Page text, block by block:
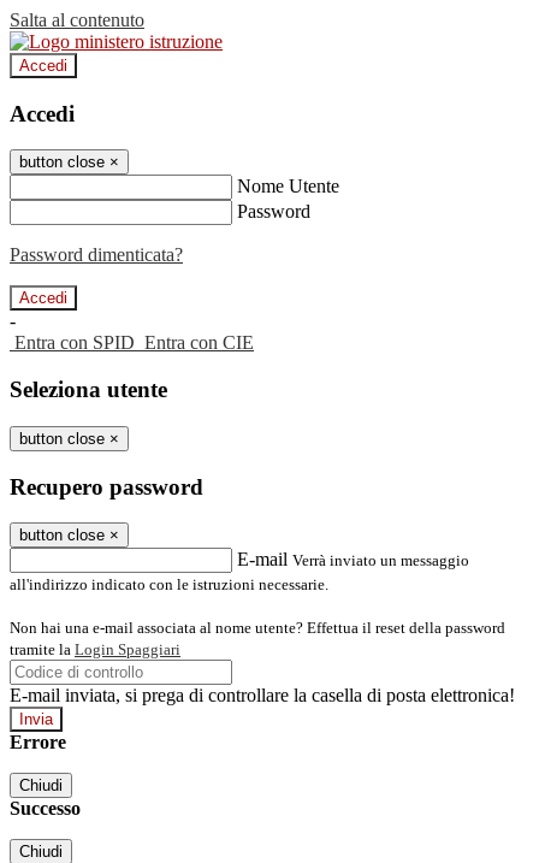
Salta al contenuto
Accedi
Accedi
button close ×
Nome Utente
Password
Password dimenticata?
-
Entra con SPID Entra con CIE
Seleziona utente
button close ×
Recupero password
button close ×
E-mail Verrà inviato un messaggio
all'indirizzo indicato con le istruzioni necessarie.
Non hai una e-mail associata al nome utente? Effettua il reset della password
tramite la Login Spaggiari
E-mail inviata, si prega di controllare la casella di posta elettronica!
Errore
Chiudi
Successo
Chiudi